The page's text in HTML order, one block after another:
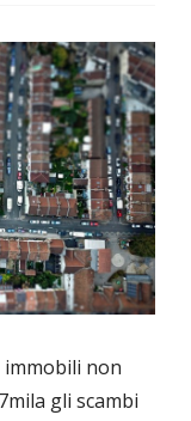
non
gli scambi